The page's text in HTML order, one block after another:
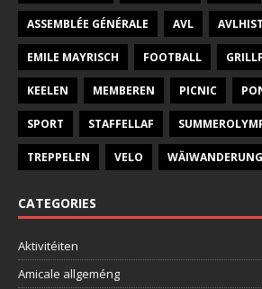
ASSEMBLÉE GÉNÉRALE AVL
EMILE MAYRISCH FOOTBALL
KEELEN MEMBEREN PICNIC
SPORT STAFFELLAF
TREPPELEN VELO WÄIWANDERUNG
CATEGORIES
Aktivitéiten
Amicale allgeméng